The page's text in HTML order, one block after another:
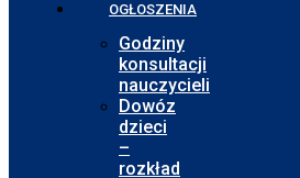
OGŁOSZENIA
Godziny
konsultacji
nauczycieli
Dowóz
dzieci
–
rozkład